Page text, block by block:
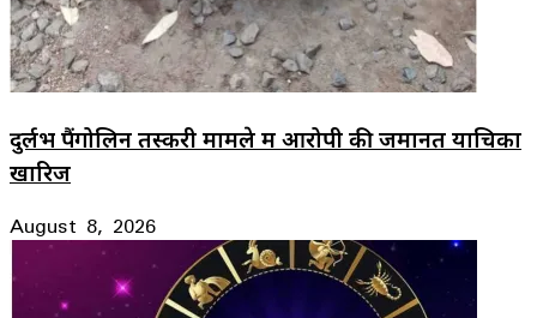
दुर्लभ पैंगोलिन तस्करी मामले में आरोपी की जमानत याचिका
खारिज
August 8, 2026